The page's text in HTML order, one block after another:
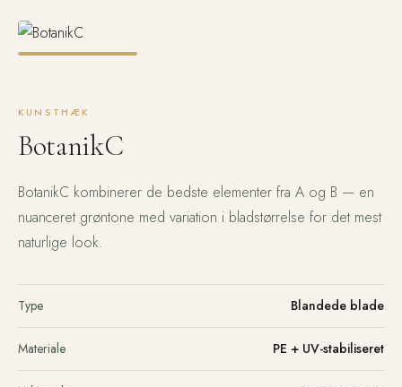
KUNSTHÆK
BotanikC
BotanikC kombinerer de bedste elementer fra A og B — en
nuanceret grøntone med variation i bladstørrelse for det mest
naturlige look.
Type Blandede blade
Materiale PE + UV-stabiliseret